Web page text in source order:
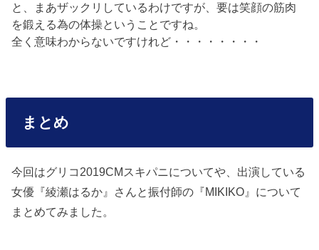
と、まあザックリしているわけですが、要は笑顔の筋肉
を鍛える為の体操ということですね。
全く意味わからないですけれど・・・・・・・・
まとめ
今回はグリコ2019CMスキパニについてや、出演している
女優『綾瀬はるか』さんと振付師の『MIKIKO』について
まとめてみました。